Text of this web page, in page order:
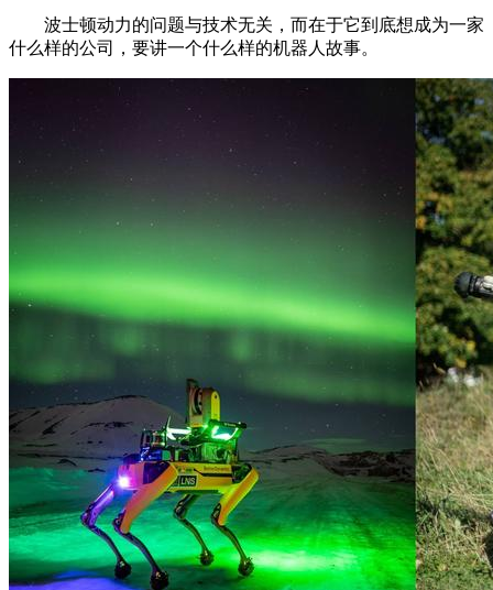
波士顿动力的问题与技术无关，而在于它到底想成为一家
什么样的公司，要讲一个什么样的机器人故事。